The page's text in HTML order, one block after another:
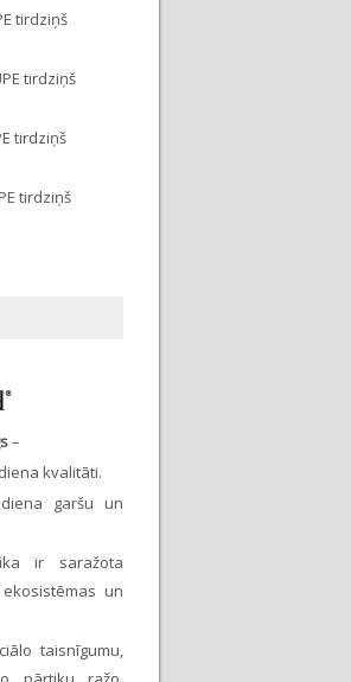
tirdziņš
tirdziņš
tirdziņš
tirdziņš
–
kvalitāti.
garšu un
ir saražota
un
taisnīgumu,